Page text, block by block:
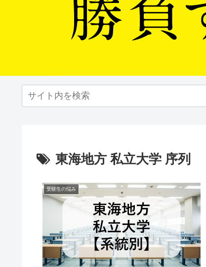
東海地方 私立大学 序列
受験生の悩み